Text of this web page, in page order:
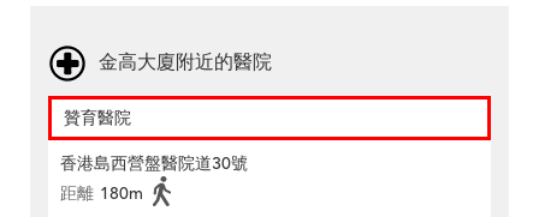
金高大廈附近的醫院
贊育醫院
香港島西營盤醫院道30號
距離 180m